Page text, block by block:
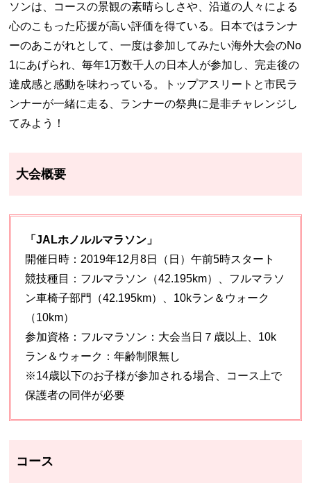
ソンは、コースの景観の素晴らしさや、沿道の人々による
心のこもった応援が高い評価を得ている。日本ではランナ
ーのあこがれとして、一度は参加してみたい海外大会のNo
1にあげられ、毎年1万数千人の日本人が参加し、完走後の
達成感と感動を味わっている。トップアスリートと市民ラ
ンナーが一緒に走る、ランナーの祭典に是非チャレンジし
てみよう！
大会概要
「JALホノルルマラソン」
開催日時：2019年12月8日（日）午前5時スタート
競技種目：フルマラソン（42.195km）、フルマラソ
ン車椅子部門（42.195km）、10kラン＆ウォーク
（10km）
参加資格：フルマラソン：大会当日７歳以上、10k
ラン＆ウォーク：年齢制限無し
※14歳以下のお子様が参加される場合、コース上で
保護者の同伴が必要
コース